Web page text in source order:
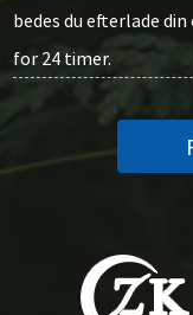
bedes du efterlade
for 24 timer.